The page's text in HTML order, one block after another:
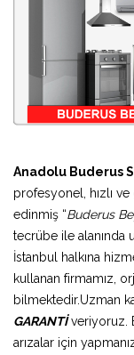
Anadolu Buderus
profesyonel, hızlı
edinmiş “Buderus
tecrübe ile alanında
İstanbul halkına
kullanan firmamız,
bilmektedir.Uzman
GARANTİveriyoruz.
arızalar için